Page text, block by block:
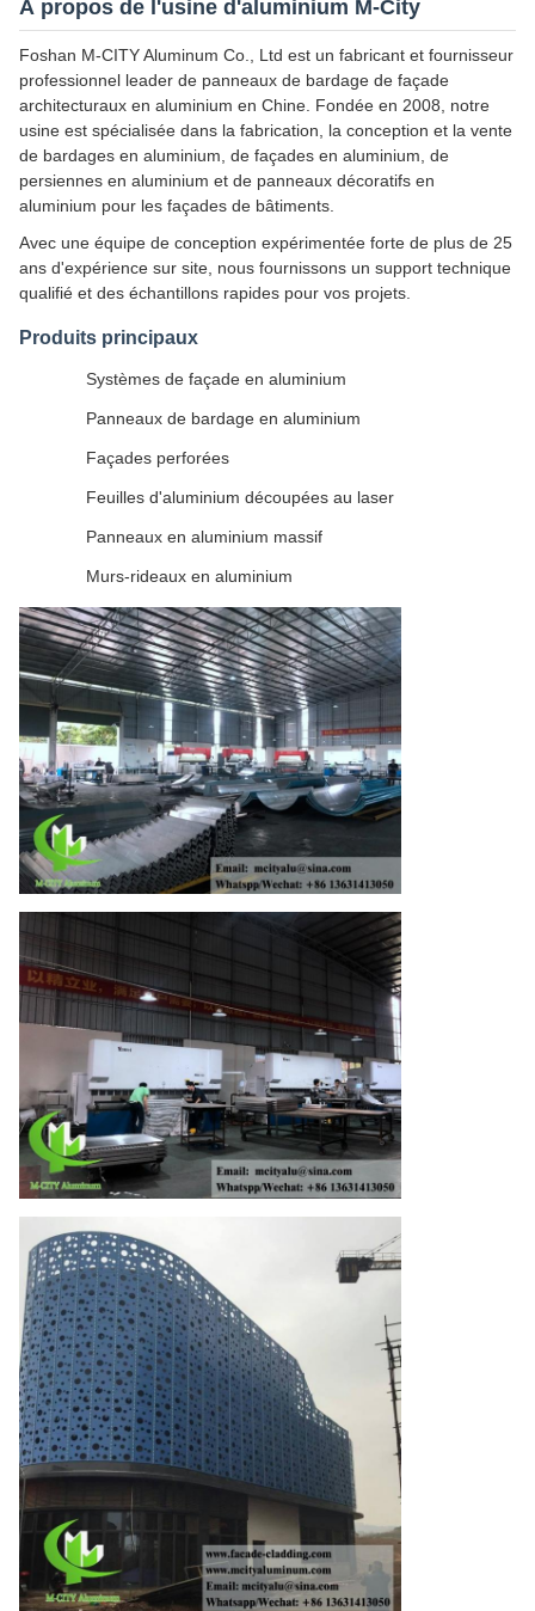
À propos de l'usine d'aluminium M-City
Foshan M-CITY Aluminum Co., Ltd est un fabricant et fournisseur
professionnel leader de panneaux de bardage de façade
architecturaux en aluminium en Chine. Fondée en 2008, notre
usine est spécialisée dans la fabrication, la conception et la vente
de bardages en aluminium, de façades en aluminium, de
persiennes en aluminium et de panneaux décoratifs en
aluminium pour les façades de bâtiments.
Avec une équipe de conception expérimentée forte de plus de 25
ans d'expérience sur site, nous fournissons un support technique
qualifié et des échantillons rapides pour vos projets.
Produits principaux
Systèmes de façade en aluminium
Panneaux de bardage en aluminium
Façades perforées
Feuilles d'aluminium découpées au laser
Panneaux en aluminium massif
Murs-rideaux en aluminium